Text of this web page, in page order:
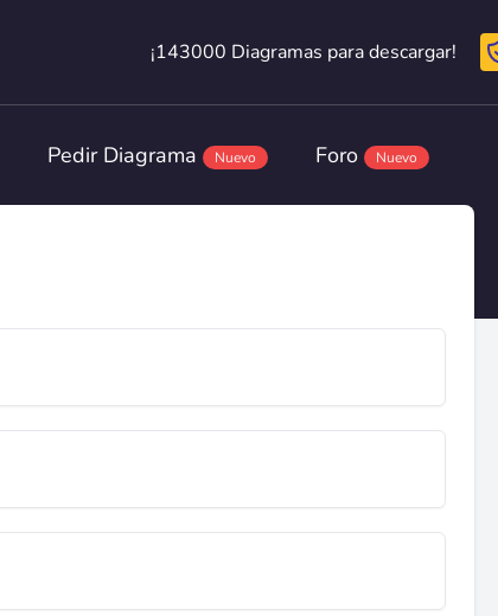
¡143000 Diagramas para descargar!
¡143000 Diagramas para descargar!
Pedir Diagrama Nuevo Foro Nuevo